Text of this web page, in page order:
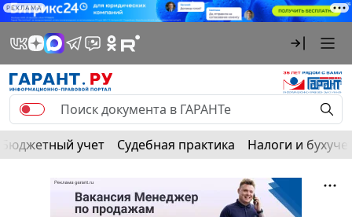
РЕКЛАМА
Бюджетный учет Судебная практика Налоги и